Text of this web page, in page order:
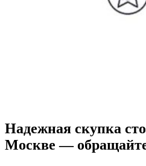
Надежная скупка
Москве —